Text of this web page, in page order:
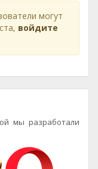
могут
войдите
мы разработали